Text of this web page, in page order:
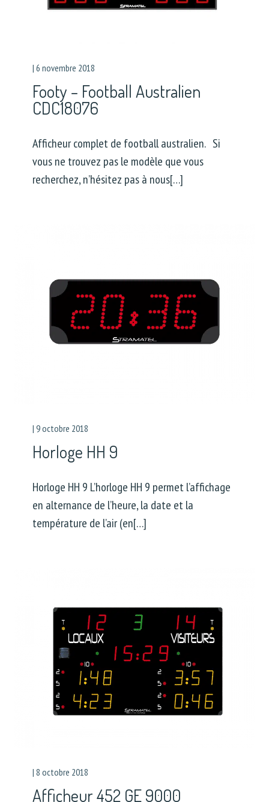
| 6 novembre 2018
Footy – Football Australien
CDC18076
Afficheur complet de football australien. Si
vous ne trouvez pas le modèle que vous
recherchez, n’hésitez pas à nous[…]
| 9 octobre 2018
Horloge HH 9
Horloge HH 9 L’horloge HH 9 permet l’affichage
en alternance de l’heure, la date et la
température de l’air (en[…]
| 8 octobre 2018
Afficheur 452 GE 9000